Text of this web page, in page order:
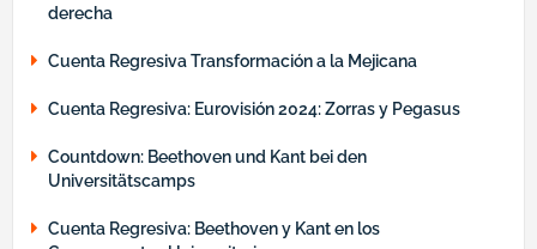
derecha
Cuenta Regresiva Transformación a la Mejicana
Cuenta Regresiva: Eurovisión 2024: Zorras y Pegasus
Countdown: Beethoven und Kant bei den
Universitätscamps
Cuenta Regresiva: Beethoven y Kant en los